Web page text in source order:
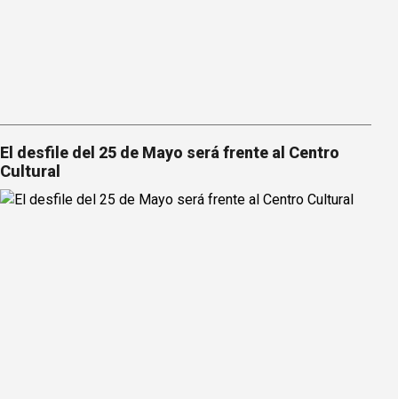
El desfile del 25 de Mayo será frente al Centro
Cultural